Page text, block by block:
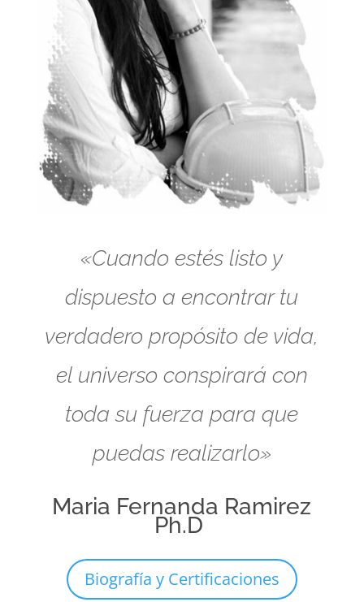
«Cuando estés listo y
dispuesto a encontrar tu
verdadero propósito de vida,
el universo conspirará con
toda su fuerza para que
puedas realizarlo»
Maria Fernanda Ramirez
Ph.D
Biografía y Certificaciones